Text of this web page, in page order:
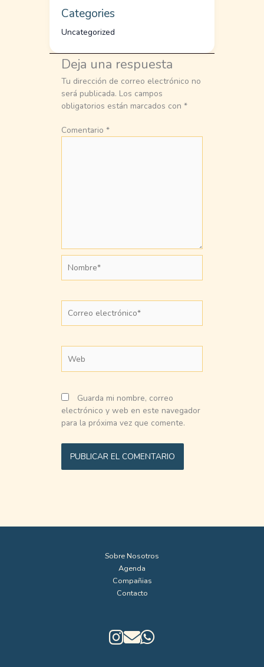
Categories
Uncategorized
Deja una respuesta
Tu dirección de correo electrónico no
será publicada. Los campos
obligatorios están marcados con *
Comentario *
electrónico*
Guarda mi nombre, correo
electrónico y web en este navegador
para la próxima vez que comente.
Sobre Nosotros
Agenda
Compañias
Contacto